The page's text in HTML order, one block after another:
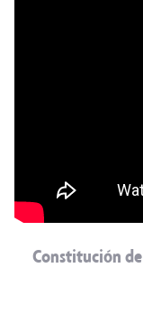
Constitución